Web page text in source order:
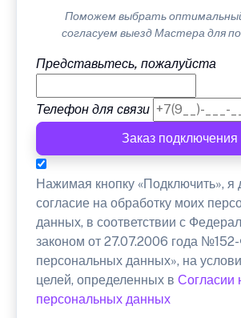
Поможем выбрать
согласуем выезд Мастера для
Представьтесь, пожалуйста
Телефон для связи
Заказ подключения
Нажимая кнопку «Подключить», я
согласие на обработку моих
данных, в соответствии с
законом от 27.07.2006 года
персональных данных», на
целей, определенных в Согласии
персональных данных